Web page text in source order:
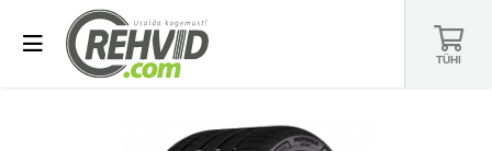
TÜHI